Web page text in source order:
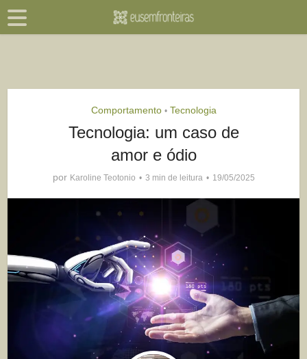
Comportamento • Tecnologia
Tecnologia: um caso de
amor e ódio
por Karoline Teotonio 3 min de leitura 19/05/2025